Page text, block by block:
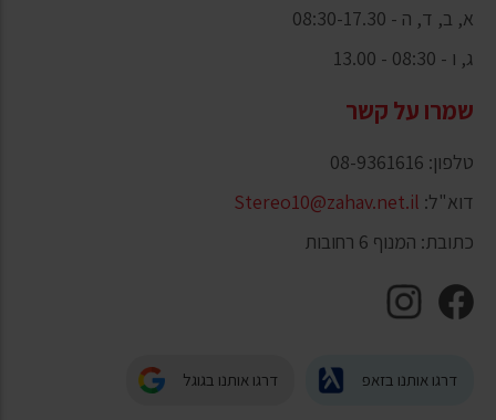
א, ב, ד, ה - 08:30-17.30
ג, ו - 08:30 - 13.00
שמרו על קשר
טלפון: 08-9361616
דוא"ל: Stereo10@zahav.net.il
כתובת: המנוף 6 רחובות
דרגו אותנו בזאפ דרגו אותנו בגוגל